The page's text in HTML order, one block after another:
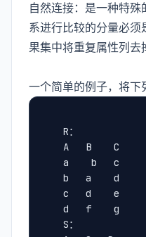
自然连接：是一种特
系进行比较的分量必
果集中将重复属性列去
一个简单的例子，将下
	R：
	A   B    C
	a    b	 c
	b	a	 d
	c	d	 e
	d	f	 g
	S：